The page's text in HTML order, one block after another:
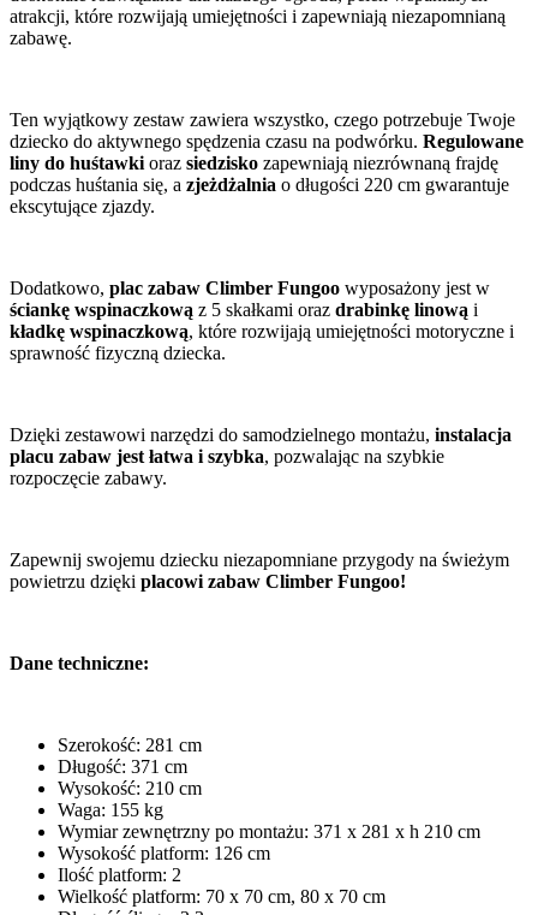
atrakcji, które rozwijają umiejętności i zapewniają niezapomnianą
zabawę.
Ten wyjątkowy zestaw zawiera wszystko, czego potrzebuje Twoje
dziecko do aktywnego spędzenia czasu na podwórku. Regulowane
liny do huśtawki oraz siedzisko zapewniają niezrównaną frajdę
podczas huśtania się, a zjeżdżalnia o długości 220 cm gwarantuje
ekscytujące zjazdy.
Dodatkowo, plac zabaw Climber Fungoo wyposażony jest w
ściankę wspinaczkową z 5 skałkami oraz drabinkę linową i
kładkę wspinaczkową, które rozwijają umiejętności motoryczne i
sprawność fizyczną dziecka.
Dzięki zestawowi narzędzi do samodzielnego montażu, instalacja
placu zabaw jest łatwa i szybka, pozwalając na szybkie
rozpoczęcie zabawy.
Zapewnij swojemu dziecku niezapomniane przygody na świeżym
powietrzu dzięki placowi zabaw Climber Fungoo!
Dane techniczne:
Szerokość: 281 cm
Długość: 371 cm
Wysokość: 210 cm
Waga: 155 kg
Wymiar zewnętrzny po montażu: 371 x 281 x h 210 cm
Wysokość platform: 126 cm
Ilość platform: 2
Wielkość platform: 70 x 70 cm, 80 x 70 cm